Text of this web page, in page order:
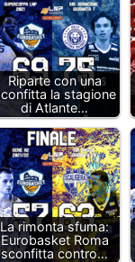
Riparte con una
la stagione
di Atlante…
La rimonta sfuma:
Eurobasket Roma
sconfitta contro…